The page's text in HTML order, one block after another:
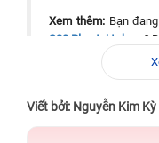
Xem thêm:Bạn
S20 Plus tại tphcm ?
tâm uy tín ở Sài Gòn
Viết bởi: Nguyễn Kim Kỳ